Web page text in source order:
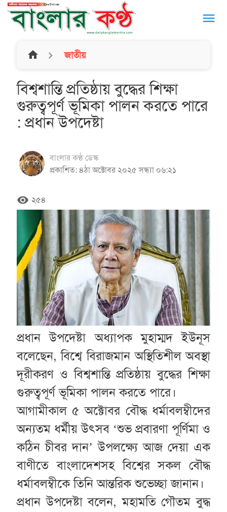
menu
home জাতীয়
বিশ্বশান্তি প্রতিষ্ঠায় বুদ্ধের শিক্ষা
গুরুত্বপূর্ণ ভূমিকা পালন করতে পারে
: প্রধান উপদেষ্টা
বাংলার কণ্ঠ ডেস্ক
প্রকাশিত: ৪ঠা অক্টোবর ২০২৫ সন্ধ্যা ০৬:২১
remove_red_eye ২৫৪
প্রধান উপদেষ্টা অধ্যাপক মুহাম্মদ ইউনূস
বলেছেন, বিশ্বে বিরাজমান অস্থিতিশীল অবস্থা
দূরীকরণ ও বিশ্বশান্তি প্রতিষ্ঠায় বুদ্ধের শিক্ষা
গুরুত্বপূর্ণ ভূমিকা পালন করতে পারে।
আগামীকাল ৫ অক্টোবর বৌদ্ধ ধর্মাবলম্বীদের
অন্যতম ধর্মীয় উৎসব ‘শুভ প্রবারণা পূর্ণিমা ও
কঠিন চীবর দান’ উপলক্ষ্যে আজ দেয়া এক
বাণীতে বাংলাদেশসহ বিশ্বের সকল বৌদ্ধ
ধর্মাবলম্বীকে তিনি আন্তরিক শুভেচ্ছা জানান।
প্রধান উপদেষ্টা বলেন, মহামতি গৌতম বুদ্ধ